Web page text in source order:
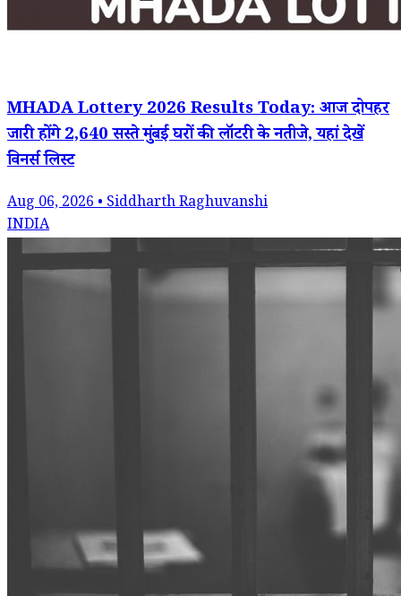
MHADA Lottery 2026 Results Today: आज दोपहर
जारी होंगे 2,640 सस्ते मुंबई घरों की लॉटरी के नतीजे, यहां देखें
विनर्स लिस्ट
Aug 06, 2026 • Siddharth Raghuvanshi
INDIA